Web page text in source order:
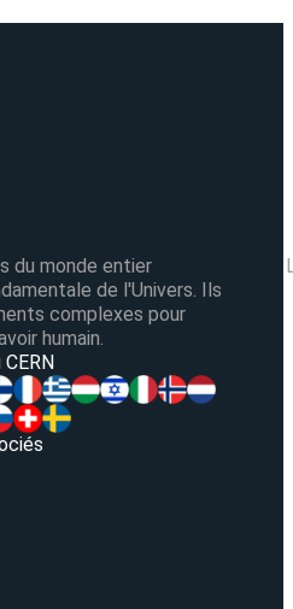
du monde entier
de l'Univers. Ils
complexes pour
humain.